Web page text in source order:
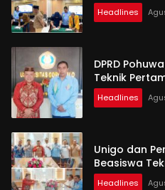
Headlines
DPRD
Teknik
Headlines
Unigo dan
Beasiswa
Headlines